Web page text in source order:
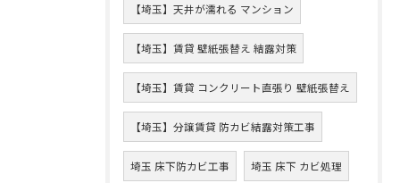
【埼玉】天井が濡れる マンション
【埼玉】賃貸 壁紙張替え 結露対策
【埼玉】賃貸 コンクリート直張り 壁紙張替え
【埼玉】分譲賃貸 防カビ結露対策工事
埼玉 床下防カビ工事 埼玉 床下 カビ処理